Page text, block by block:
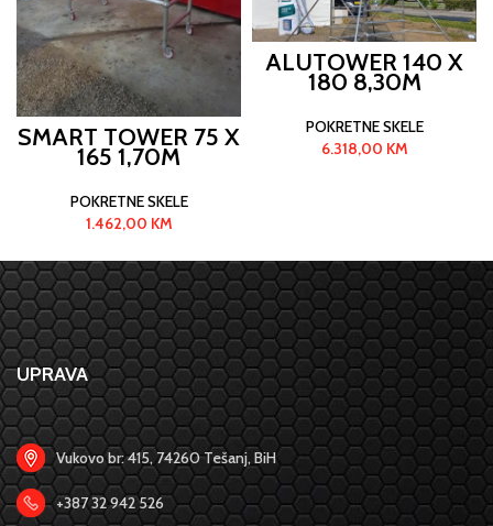
SMART TOWER 75 X
165 1,70M
POKRETNE SKELE
1.462,00 KM
ALUTOWER 140 X
180 8,30M
POKRETNE SKELE
6.318,00 KM
UPRAVA
Vukovo br: 415, 74260 Tešanj, BiH
+387 32 942 526